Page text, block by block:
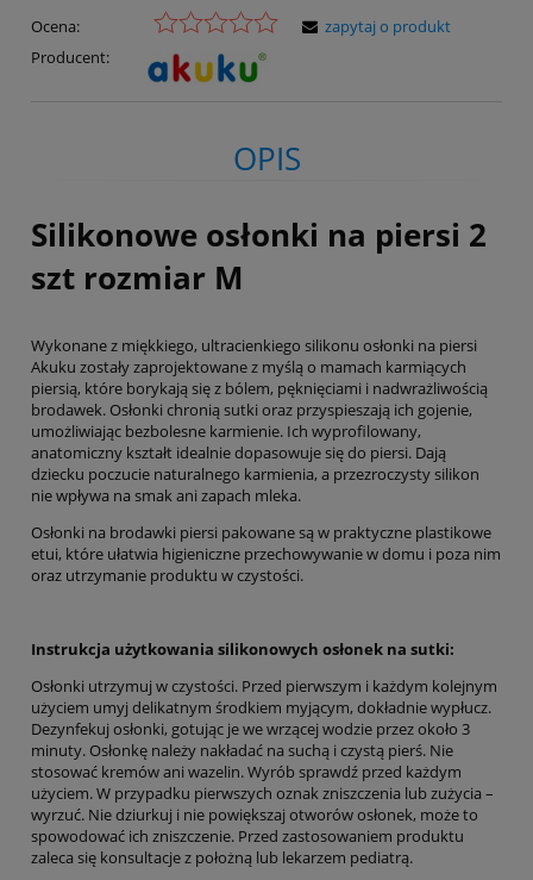
Ocena:
Producent:
zapytaj o produkt
OPIS
Silikonowe osłonki na piersi 2
szt rozmiar M
Wykonane z miękkiego, ultracienkiego silikonu osłonki na piersi
Akuku zostały zaprojektowane z myślą o mamach karmiących
piersią, które borykają się z bólem, pęknięciami i nadwrażliwością
brodawek. Osłonki chronią sutki oraz przyspieszają ich gojenie,
umożliwiając bezbolesne karmienie. Ich wyprofilowany,
anatomiczny kształt idealnie dopasowuje się do piersi. Dają
dziecku poczucie naturalnego karmienia, a przezroczysty silikon
nie wpływa na smak ani zapach mleka.
Osłonki na brodawki piersi pakowane są w praktyczne plastikowe
etui, które ułatwia higieniczne przechowywanie w domu i poza nim
oraz utrzymanie produktu w czystości.
Instrukcja użytkowania silikonowych osłonek na sutki:
Osłonki utrzymuj w czystości. Przed pierwszym i każdym kolejnym
użyciem umyj delikatnym środkiem myjącym, dokładnie wypłucz.
Dezynfekuj osłonki, gotując je we wrzącej wodzie przez około 3
minuty. Osłonkę należy nakładać na suchą i czystą pierś. Nie
stosować kremów ani wazelin. Wyrób sprawdź przed każdym
użyciem. W przypadku pierwszych oznak zniszczenia lub zużycia –
wyrzuć. Nie dziurkuj i nie powiększaj otworów osłonek, może to
spowodować ich zniszczenie. Przed zastosowaniem produktu
zaleca się konsultacje z położną lub lekarzem pediatrą.